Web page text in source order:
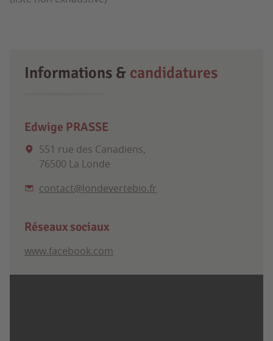
Informations & candidatures
Edwige PRASSE
551 rue des Canadiens,
76500 La Londe
contact@londevertebio.fr
Réseaux sociaux
www.facebook.com